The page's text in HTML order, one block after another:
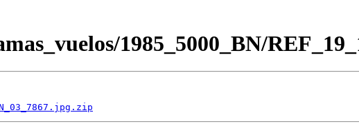
1985_5000_BN/